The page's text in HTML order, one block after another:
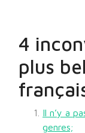
4
plus
Il n’y a
genres;